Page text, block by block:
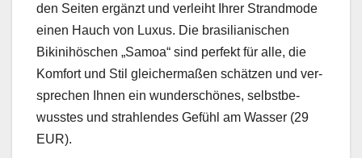
den Seit­en ergänzt und ver­lei­ht Ihrer Strand­mode
einen Hauch von Luxus. Die brasil­ian­is­chen
Bikini­höschen „Samoa“ sind per­fekt für alle, die
Kom­fort und Stil gle­icher­maßen schätzen und ver­
sprechen Ihnen ein wun­der­schönes, selb­st­be­
wusstes und strahlen­des Gefühl am Wass­er (29
EUR).